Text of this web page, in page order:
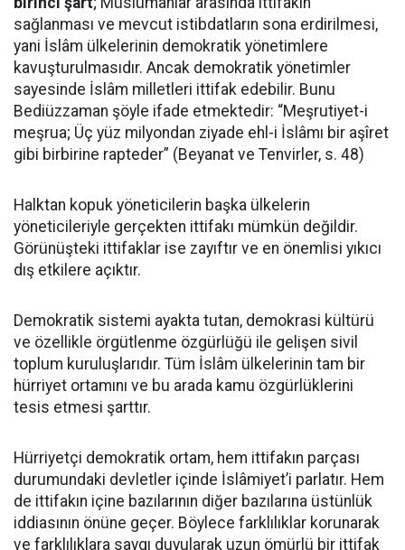
sağlanması ve mevcut istibdatların sona erdirilmesi,
yani İslâm ülkelerinin demokratik yönetimlere
kavuşturulmasıdır. Ancak demokratik yönetimler
sayesinde İslâm milletleri ittifak edebilir. Bunu
Bediüzzaman şöyle ifade etmektedir: “Meşrutiyet-i
meşrua; Üç yüz milyondan ziyade ehl-i İslâmı bir aşîret
gibi birbirine rapteder” (Beyanat ve Tenvirler, s. 48)
Halktan kopuk yöneticilerin başka ülkelerin
yöneticileriyle gerçekten ittifakı mümkün değildir.
Görünüşteki ittifaklar ise zayıftır ve en önemlisi yıkıcı
dış etkilere açıktır.
Demokratik sistemi ayakta tutan, demokrasi kültürü
ve özellikle örgütlenme özgürlüğü ile gelişen sivil
toplum kuruluşlarıdır. Tüm İslâm ülkelerinin tam bir
hürriyet ortamını ve bu arada kamu özgürlüklerini
tesis etmesi şarttır.
Hürriyetçi demokratik ortam, hem ittifakın parçası
durumundaki devletler içinde İslâmiyet’i parlatır. Hem
de ittifakın içine bazılarının diğer bazılarına üstünlük
iddiasının önüne geçer. Böylece farklılıklar korunarak
ve farklılıklara saygı duyularak uzun ömürlü bir ittifak